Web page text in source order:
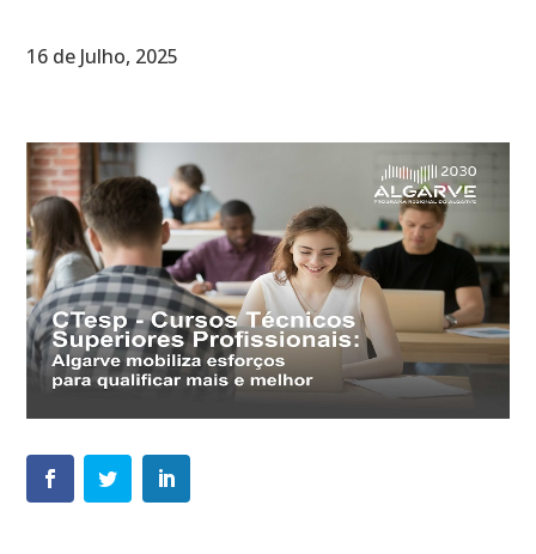
16 de Julho, 2025